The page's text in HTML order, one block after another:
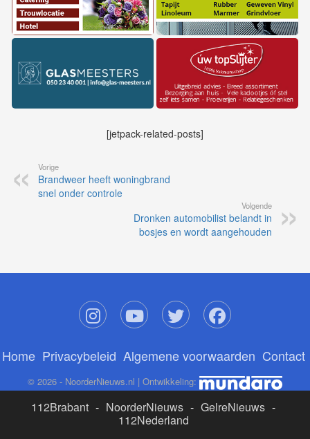
[jetpack-related-posts]
Vorige
Brandweer heeft woningbrand
snel onder controle
Volgende
Dronken automobilist belandt in
bosjes en wordt aangehouden
Home Privacybeleid Algemene voorwaarden Contact
© 2026 - NoorderNieuws.nl | Ontwikkeling:
112Brabant - NoorderNieuws - GelreNieuws -
112Nederland